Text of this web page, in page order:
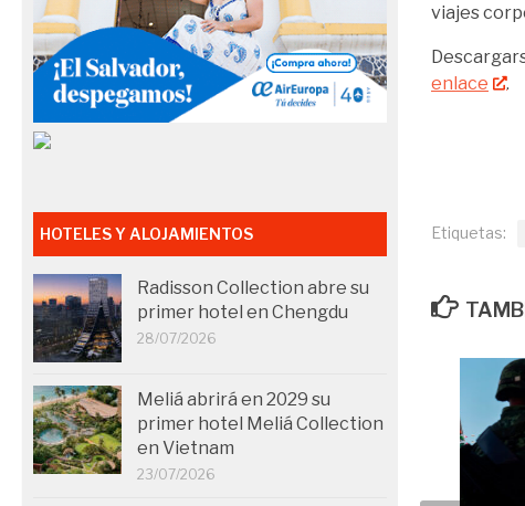
viajes
enlace
.
Etiquetas:
HOTELES Y ALOJAMIENTOS
Radisson Collection abre su
primer hotel en Chengdu
28/07/2026
Meliá abrirá en 2029 su
primer hotel Meliá Collection
en Vietnam
23/07/2026